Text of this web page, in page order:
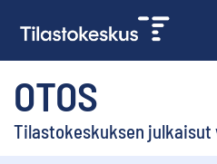
OTOS
Tilastokeskuksen julkaisut